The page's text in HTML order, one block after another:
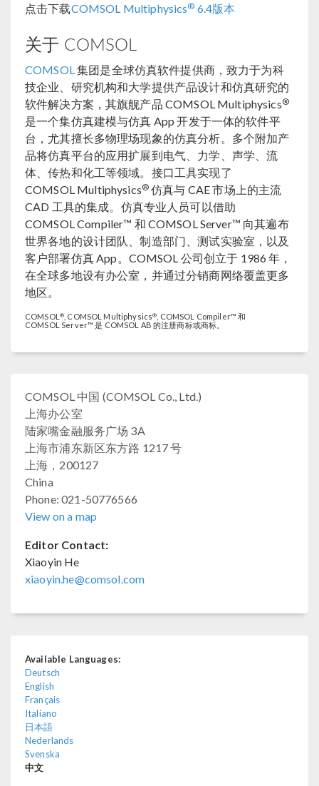
点击下载COMSOL Multiphysics® 6.4版本
关于 COMSOL
COMSOL集团是全球仿真软件提供商，致力于为科
技企业、研究机构和大学提供产品设计和仿真研究的
软件解决方案，其旗舰产品 COMSOL Multiphysics®
是一个集仿真建模与仿真 App 开发于一体的软件平
台，尤其擅长多物理场现象的仿真分析。多个附加产
品将仿真平台的应用扩展到电气、力学、声学、流
体、传热和化工等领域。接口工具实现了
COMSOL Multiphysics® 仿真与 CAE 市场上的主流
CAD 工具的集成。仿真专业人员可以借助
COMSOL Compiler™ 和 COMSOL Server™ 向其遍布
世界各地的设计团队、制造部门、测试实验室，以及
客户部署仿真 App。COMSOL 公司创立于 1986 年，
在全球多地设有办公室，并通过分销商网络覆盖更多
地区。
COMSOL ® , COMSOL Multiphysics® , COMSOL Compiler™ 和
COMSOL Server™ 是 COMSOL AB 的注册商标或商标。
COMSOL 中国 (COMSOL Co., Ltd.)
上海办公室
陆家嘴金融服务广场 3A
上海市浦东新区东方路 1217 号
上海，200127
China
Phone: 021-50776566
View on a map
Editor Contact:
Xiaoyin He
xiaoyin.he@comsol.com
Available Languages:
Deutsch
English
Français
Italiano
日本語
Nederlands
Svenska
中文